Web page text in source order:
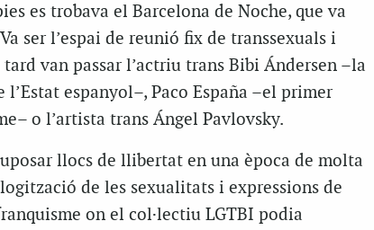
es trobava el Barcelona de Noche, que va
ser l’espai de reunió fix de transsexuals i
van passar l’actriu trans Bibi Ándersen –la
espanyol–, Paco España –el primer
o l’artista trans Ángel Pavlovsky.
llocs de llibertat en una època de molta
de les sexualitats i expressions de
on el col·lectiu LGTBI podia